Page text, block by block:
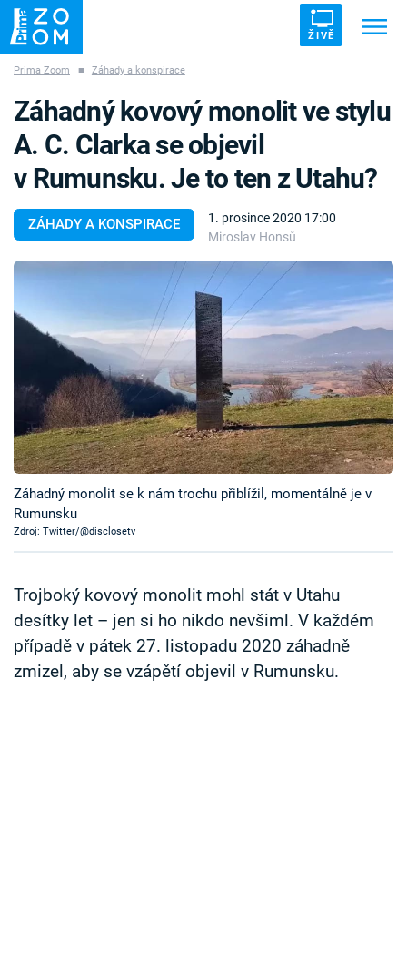
ŽIVĚ
ZÁHADY VETŘELCI DÁVNOVĚKU
Témata
Pořady
TV Program
Časopis
Sledujte prima+
Přihlášení
Sledujte nás
Prima Zoom ■ Záhady a konspirace
ZÁHADY A KONSPIRACE
1. prosince 2020 17:00
Miroslav Honsů
Záhadný kovový monolit ve stylu
A. C. Clarka se objevil
v Rumunsku. Je to ten z Utahu?
Záhadný monolit se k nám trochu přiblížil, momentálně je v
Rumunsku
Zdroj: Twitter/@disclosetv
Trojboký kovový monolit mohl stát v Utahu
desítky let – jen si ho nikdo nevšiml. V každém
případě v pátek 27. listopadu 2020 záhadně
zmizel, aby se vzápětí objevil v Rumunsku.